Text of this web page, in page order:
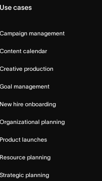
Use cases
Campaign management
Content calendar
Creative production
Goal management
New hire onboarding
Organizational planning
Product launches
Resource planning
Strategic planning